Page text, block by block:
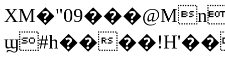
ϣ#h��